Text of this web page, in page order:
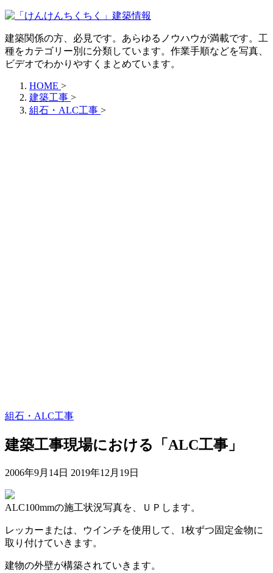
建築関係の方、必見です。あらゆるノウハウが満載です。工
種をカテゴリー別に分類しています。作業手順などを写真、
ビデオでわかりやすくまとめています。
HOME >
建築工事 >
組石・ALC工事 >
組石・ALC工事
建築工事現場における「ALC工事」
2006年9月14日 2019年12月19日
ALC100mmの施工状況写真を、ＵＰします。
レッカーまたは、ウインチを使用して、1枚ずつ固定金物に
取り付けていきます。
建物の外壁が構築されていきます。